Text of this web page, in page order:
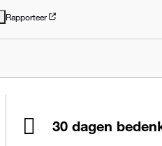
Rapporteer
30 dagen